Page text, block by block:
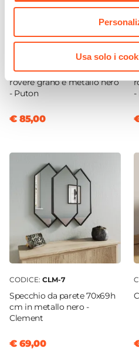
Usa solo i
Libreria 70x137h cm effetto
rovere grano e metallo nero
- Puton
€ 85,00
-
CODICE: CLM-7
Specchio da parete 70x69h
cm in metallo nero -
Clement
€ 69,00